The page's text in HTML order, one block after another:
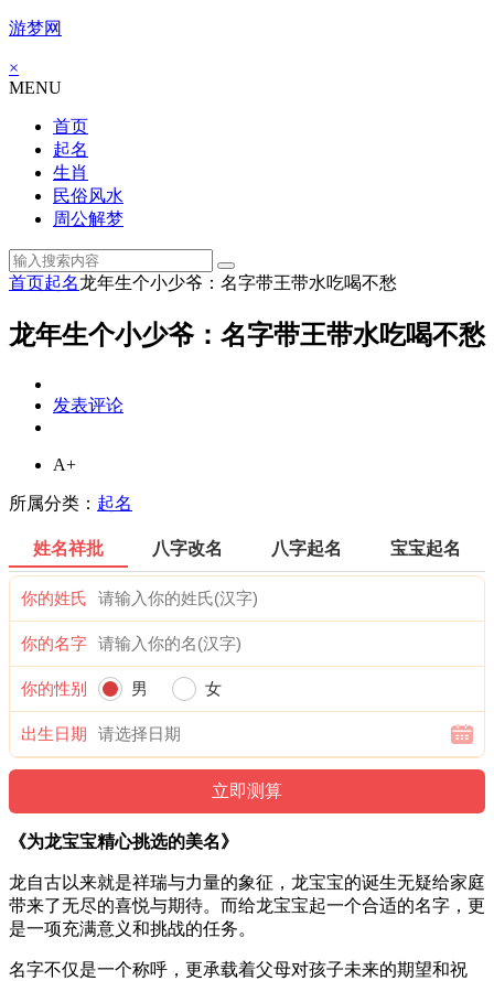
游梦网
×
MENU
首页
起名
生肖
民俗风水
周公解梦
首页起名龙年生个小少爷：名字带王带水吃喝不愁
龙年生个小少爷：名字带王带水吃喝不愁
发表评论
A+
所属分类： 起名
姓名祥批 八字改名 八字起名 宝宝起名
你的姓氏
你的名字
你的性别 男 女
出生日期
《为龙宝宝精心挑选的美名》
龙自古以来就是祥瑞与力量的象征，龙宝宝的诞生无疑给家庭
带来了无尽的喜悦与期待。而给龙宝宝起一个合适的名字，更
是一项充满意义和挑战的任务。
名字不仅是一个称呼，更承载着父母对孩子未来的期望和祝